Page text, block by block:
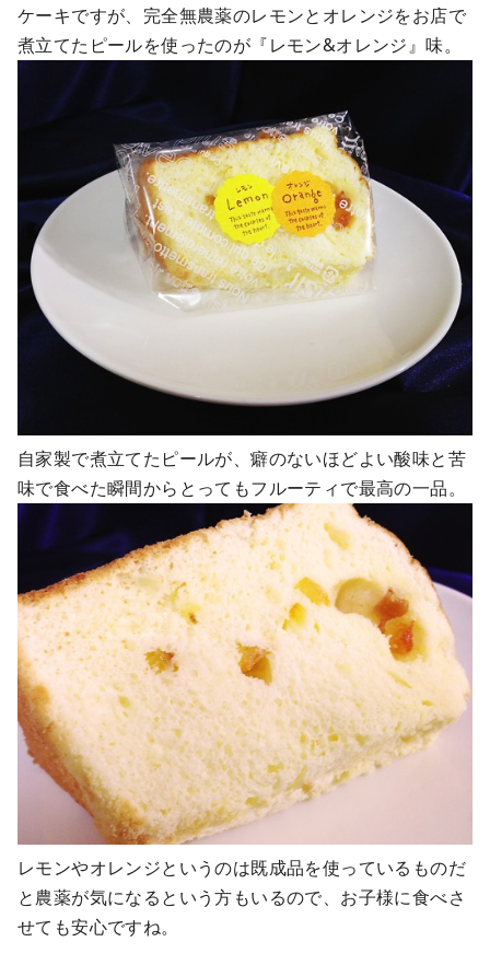
ケーキですが、完全無農薬のレモンとオレンジをお店で
煮立てたピールを使ったのが『レモン&オレンジ』味。
自家製で煮立てたピールが、癖のないほどよい酸味と苦
味で食べた瞬間からとってもフルーティで最高の一品。
レモンやオレンジというのは既成品を使っているものだ
と農薬が気になるという方もいるので、お子様に食べさ
せても安心ですね。